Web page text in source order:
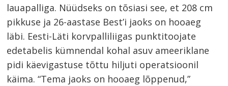
lauapalliga. Nüüdseks on tõsiasi see, et 208 cm
pikkuse ja 26-aastase Best’i jaoks on hooaeg
läbi. Eesti-Läti korvpalliliigas punktitoojate
edetabelis kümnendal kohal asuv ameeriklane
pidi käevigastuse tõttu hiljuti operatsioonil
käima. “Tema jaoks on hooaeg lõppenud,”